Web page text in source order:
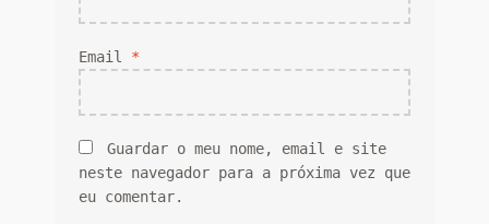
Email *
Guardar o meu nome, email e site
neste navegador para a próxima vez que
eu comentar.